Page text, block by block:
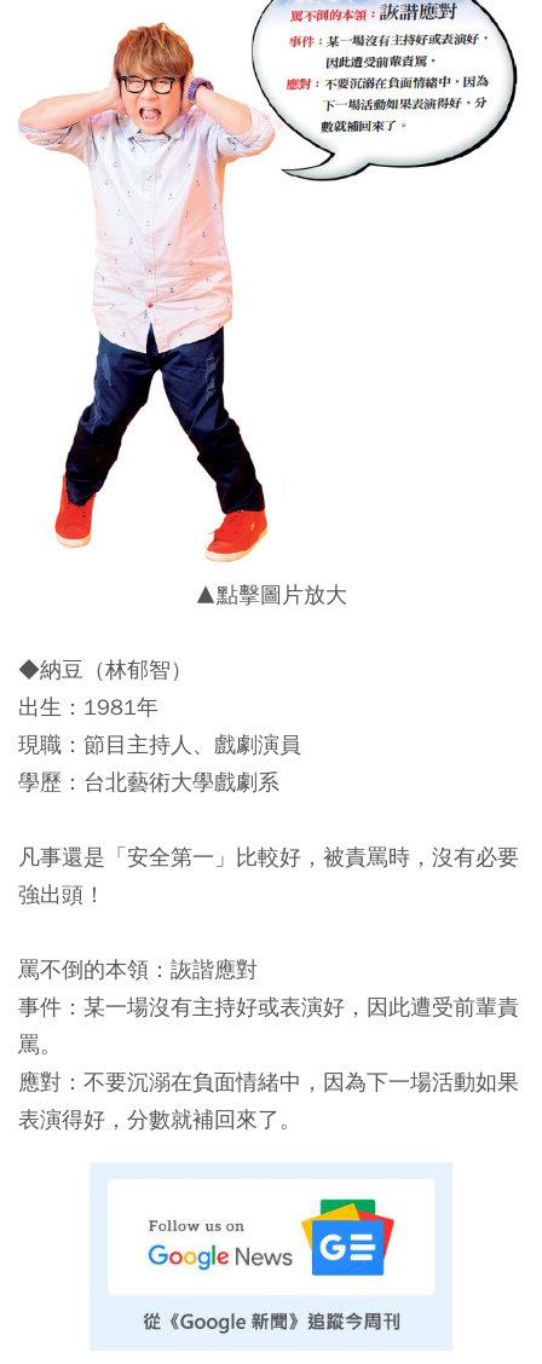
▲點擊圖片放大
◆納豆（林郁智）
出生：1981年
現職：節目主持人、戲劇演員
學歷：台北藝術大學戲劇系
凡事還是「安全第一」比較好，被責罵時，沒有必要
強出頭！
罵不倒的本領：詼諧應對
事件：某一場沒有主持好或表演好，因此遭受前輩責
罵。
應對：不要沉溺在負面情緒中，因為下一場活動如果
表演得好，分數就補回來了。